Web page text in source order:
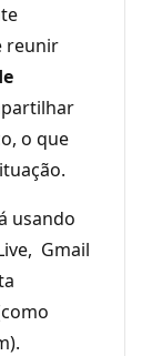
reunir
o que
usando
Gmail